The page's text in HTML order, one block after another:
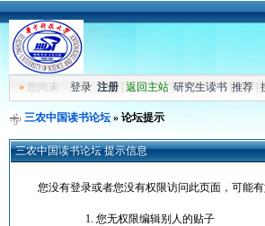
»您尚未 登录 注册| 返回主站| 研究生读书| 推荐|
三农中国读书论坛» 论坛提示
三农中国读书论坛 提示信息
您没有登录或者您没有权限访问此页面，可能
您无权限编辑别人的贴子